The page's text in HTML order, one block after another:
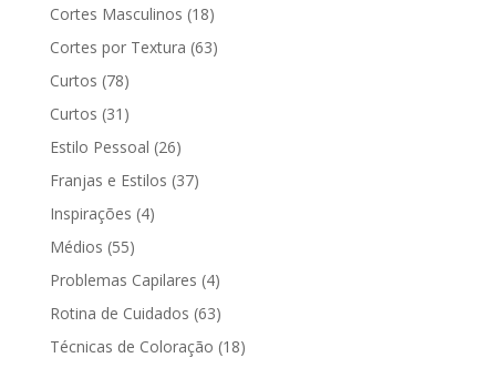
Cortes Masculinos (18)
Cortes por Textura (63)
Curtos (78)
Curtos (31)
Estilo Pessoal (26)
Franjas e Estilos (37)
Inspirações (4)
Médios (55)
Problemas Capilares (4)
Rotina de Cuidados (63)
Técnicas de Coloração (18)